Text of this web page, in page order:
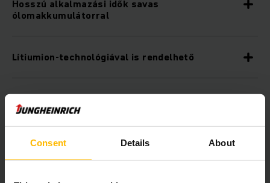
Consent Details About
Hosszú alkalmazási idők savas
ólomakkumulátorral
Lítiumion-technológiával is rendelhető
Robusztus kialakítás nagyobb igénybevételű
alkalmazásokhoz
áttekinthetőség érdekében